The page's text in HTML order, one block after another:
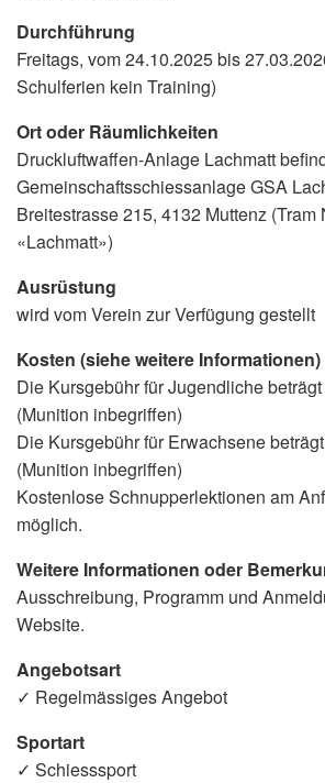
Durchführung
Freitags, vom 24.10.2025 bis
Schulferien kein Training)
Ort oder Räumlichkeiten
Druckluftwaffen-Anlage Lachmatt
Gemeinschaftsschiessanlage GSA
Breitestrasse 215, 4132 Muttenz (Tram
«Lachmatt»)
Ausrüstung
wird vom Verein zur Verfügung gestellt
Kosten (siehe weitere Informationen)
Die Kursgebühr für Jugendliche
(Munition inbegriffen)
Die Kursgebühr für Erwachsene
(Munition inbegriffen)
Kostenlose Schnupperlektionen am
möglich.
Weitere Informationen oder
Ausschreibung, Programm und
Website.
Angebotsart
✓ Regelmässiges Angebot
Sportart
✓ Schiesssport